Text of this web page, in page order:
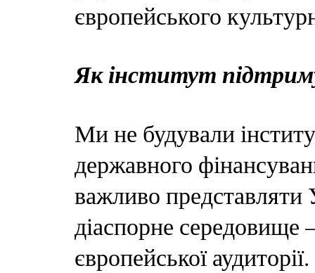
європейського
Як інститут
Ми не будували
державного
важливо
діаспорне
європейської аудиторії.